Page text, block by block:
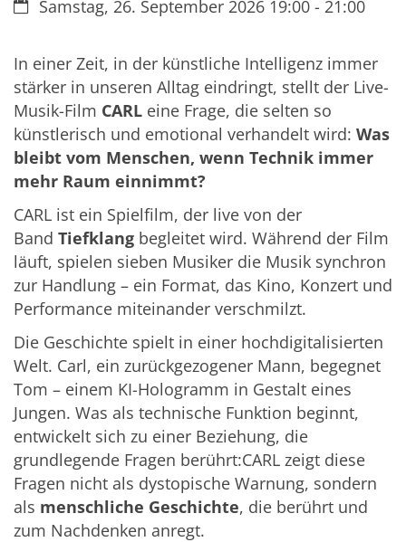
Datum:Samstag, 26. September 2026 19:00 - 21:00
In einer Zeit, in der künstliche Intelligenz immer
stärker in unseren Alltag eindringt, stellt der Live-
Musik-Film CARL eine Frage, die selten so
künstlerisch und emotional verhandelt wird: Was
bleibt vom Menschen, wenn Technik immer
mehr Raum einnimmt?
CARL ist ein Spielfilm, der live von der
Band Tiefklang begleitet wird. Während der Film
läuft, spielen sieben Musiker die Musik synchron
zur Handlung – ein Format, das Kino, Konzert und
Performance miteinander verschmilzt.
Die Geschichte spielt in einer hochdigitalisierten
Welt. Carl, ein zurückgezogener Mann, begegnet
Tom – einem KI-Hologramm in Gestalt eines
Jungen. Was als technische Funktion beginnt,
entwickelt sich zu einer Beziehung, die
grundlegende Fragen berührt:CARL zeigt diese
Fragen nicht als dystopische Warnung, sondern
als menschliche Geschichte, die berührt und
zum Nachdenken anregt.